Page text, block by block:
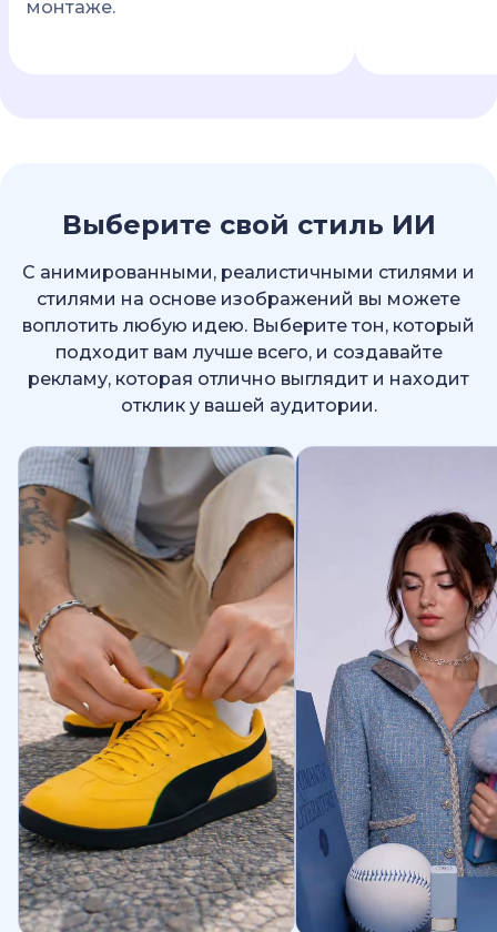
монтаже.
Выберите свой стиль ИИ
С анимированными, реалистичными стилями и
стилями на основе изображений вы можете
воплотить любую идею. Выберите тон, который
подходит вам лучше всего, и создавайте
рекламу, которая отлично выглядит и находит
отклик у вашей аудитории.